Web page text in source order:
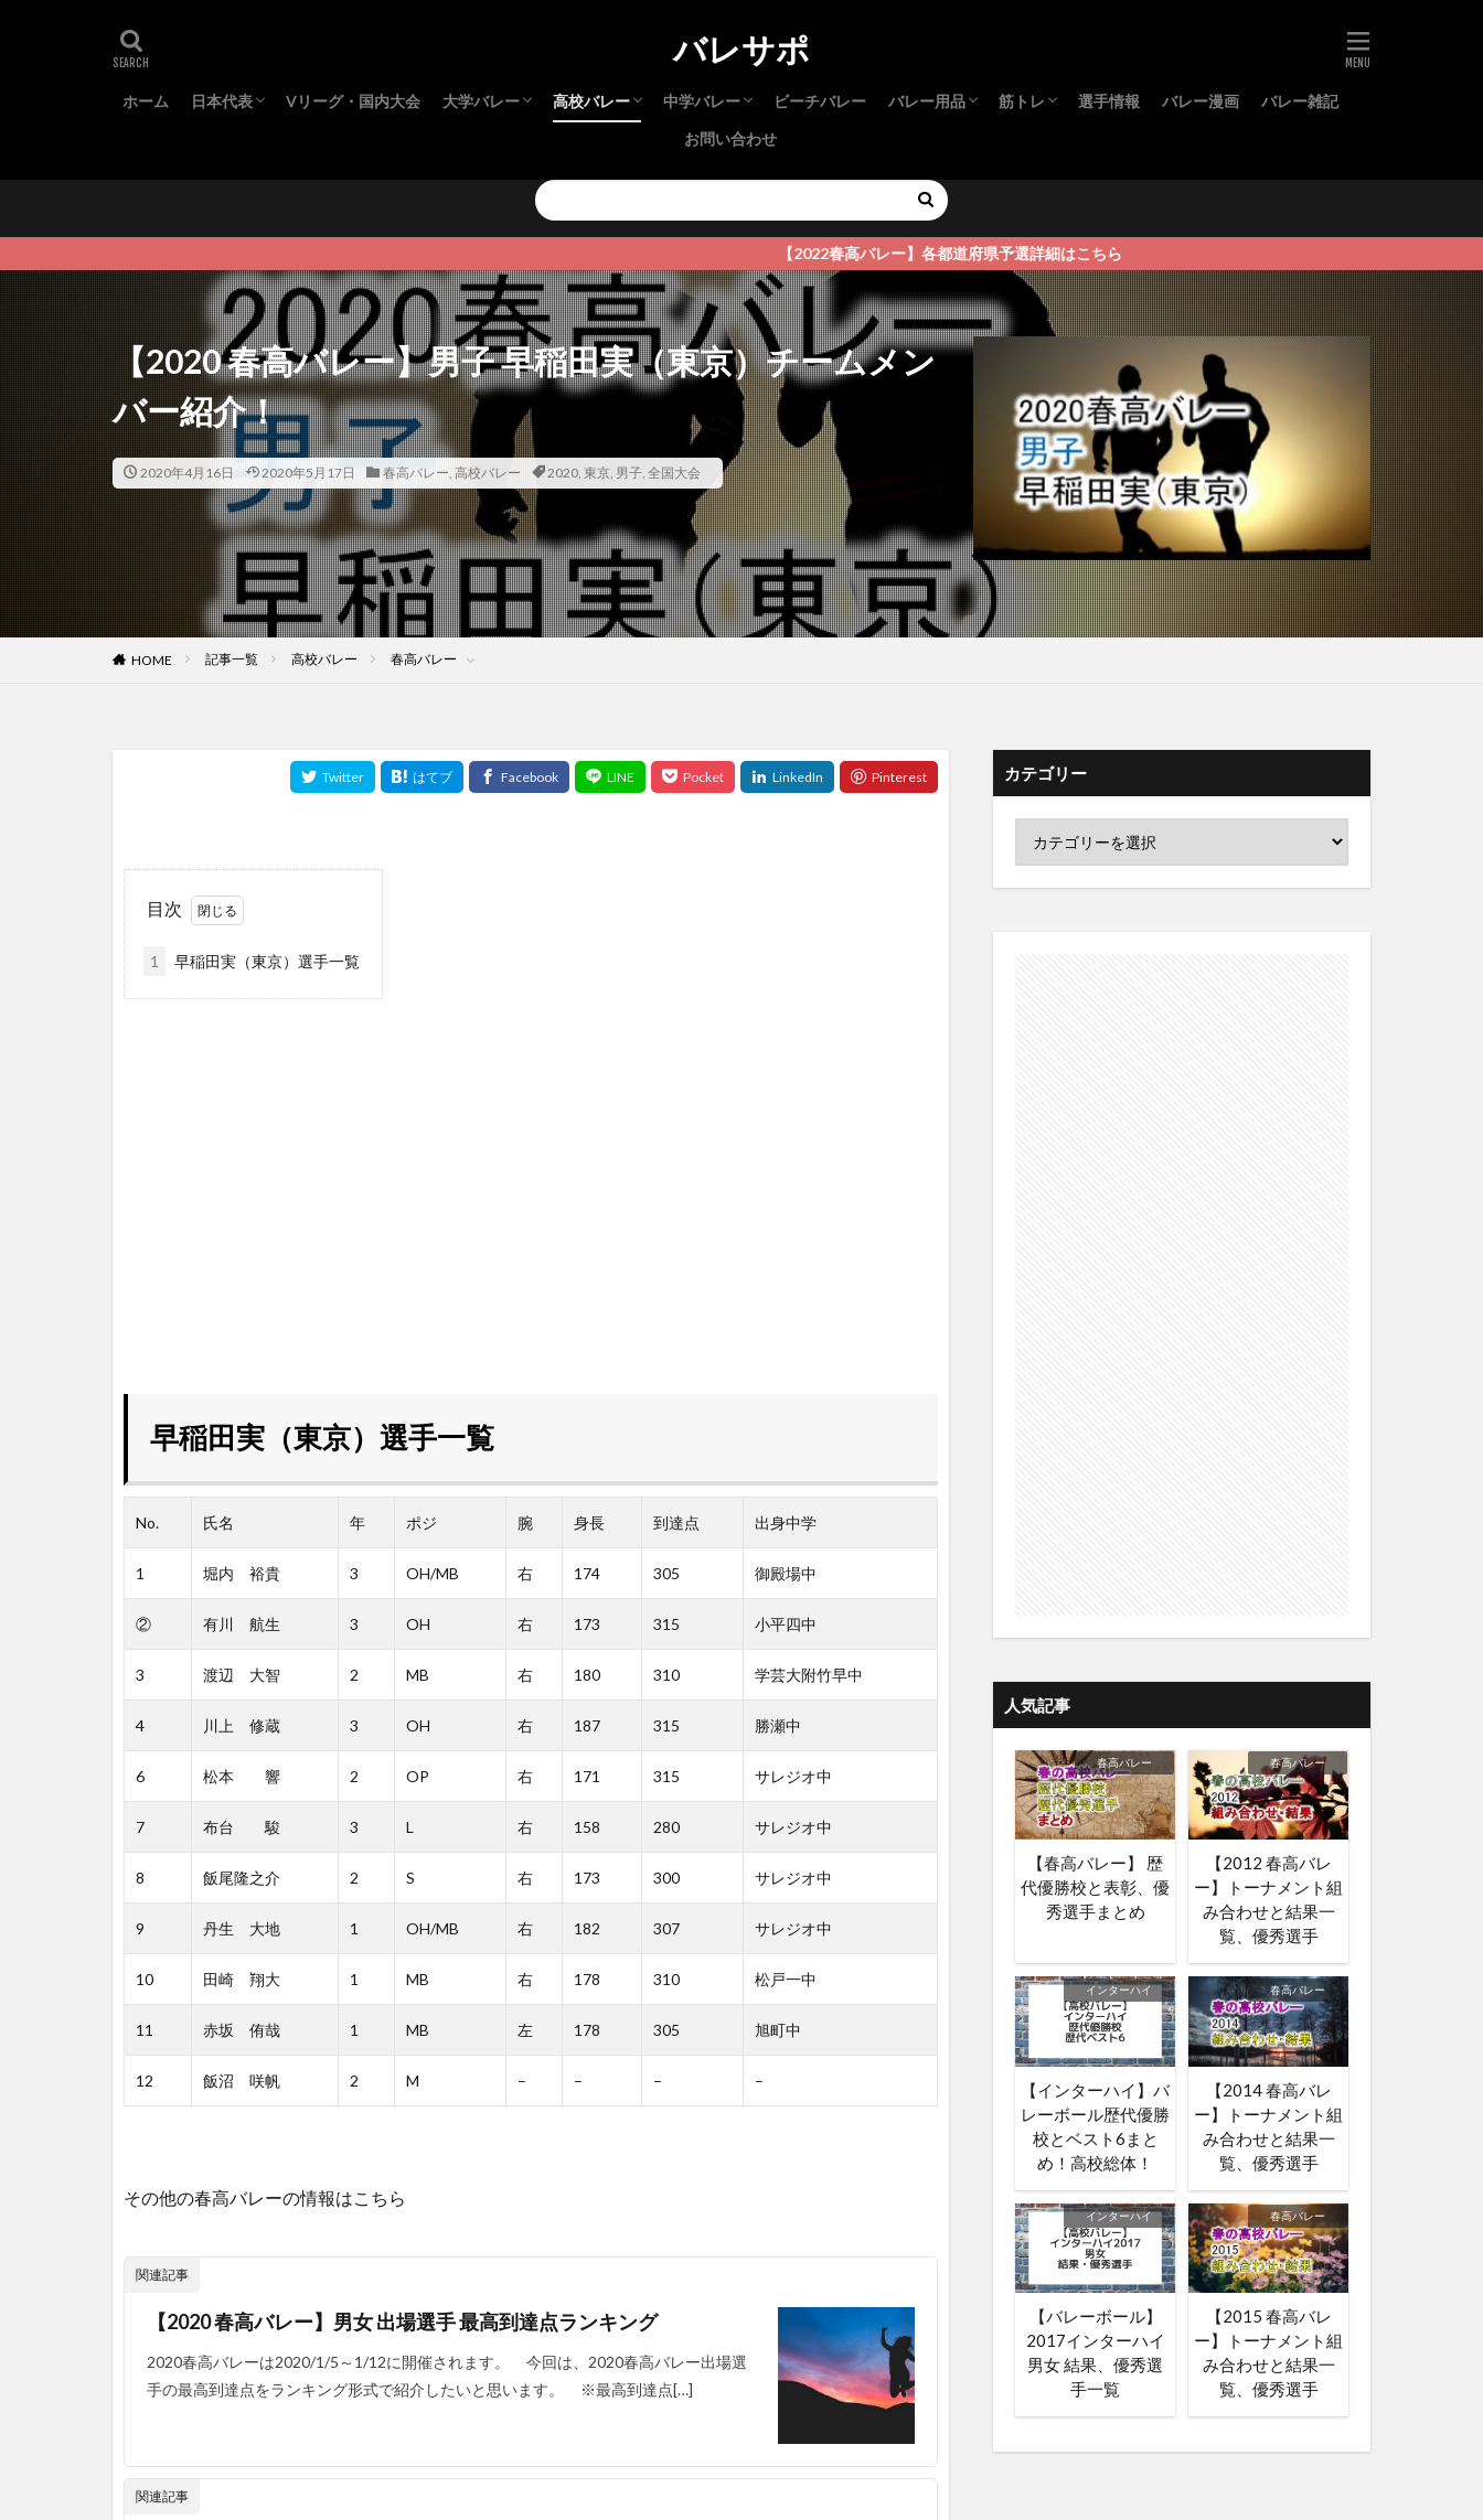
バレサポ
ホーム 日本代表 Vリーグ・国内大会 大学バレー 高校バレー
新人大会（高校）
中学バレー
中学生 選抜
JOC
新人大会（中学）
ビーチバレー バレー用品 筋トレ 選手情報 バレー漫画
バレー雑記
お問い合わせ
【2022春高バレー】各都道府県予選詳細はこちら
【2020 春高バレー】男子 早稲田実（東京）チームメン
バー紹介！
2020年4月16日 2020年5月17日 春高バレー, 高校バレー 2020, 東京, 男子, 全国大会
HOME 記事一覧 高校バレー 春高バレー
目次
1 早稲田実（東京）選手一覧
早稲田実（東京）選手一覧
No. 氏名 年 ポジ 腕 身長 到達点 出身中学
1 堀内 裕貴 3 OH/MB 右 174 305 御殿場中
② 有川 航生 3 OH 右 173 315 小平四中
3 渡辺 大智 2 MB 右 180 310 学芸大附竹早中
4 川上 修蔵 3 OH 右 187 315 勝瀬中
6 松本 響 2 OP 右 171 315 サレジオ中
7 布台 駿 3 L 右 158 280 サレジオ中
8 飯尾隆之介 2 S 右 173 300 サレジオ中
9 丹生 大地 1 OH/MB 右 182 307 サレジオ中
10 田崎 翔大 1 MB 右 178 310 松戸一中
11 赤坂 侑哉 1 MB 左 178 305 旭町中
12 飯沼 咲帆 2 M – – – –
その他の春高バレーの情報はこちら
関連記事
【2020 春高バレー】男女 出場選手 最高到達点ランキング
2020春高バレーは2020/1/5～1/12に開催されます。 今回は、2020春高バレー出場選
手の最高到達点をランキング形式で紹介したいと思います。 ※最高到達点[…]
関連記事
カテゴリー
人気記事
春高バレー
【春高バレー】 歴
代優勝校と表彰、優
秀選手まとめ
春高バレー
【2012 春高バレ
ー】トーナメント組
み合わせと結果一
覧、優秀選手
インターハイ
【インターハイ】バ
レーボール歴代優勝
校とベスト6まと
め！高校総体！
春高バレー
【2014 春高バレ
ー】トーナメント組
み合わせと結果一
覧、優秀選手
インターハイ
【バレーボール】
2017インターハイ
男女 結果、優秀選
手一覧
春高バレー
【2015 春高バレ
ー】トーナメント組
み合わせと結果一
覧、優秀選手